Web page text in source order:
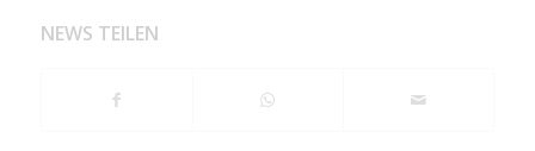
NEWS TEILEN